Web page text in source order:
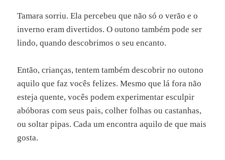
Tamara sorriu. Ela percebeu que não só o verão e o
inverno eram divertidos. O outono também pode ser
lindo, quando descobrimos o seu encanto.
Então, crianças, tentem também descobrir no outono
aquilo que faz vocês felizes. Mesmo que lá fora não
esteja quente, vocês podem experimentar esculpir
abóboras com seus pais, colher folhas ou castanhas,
ou soltar pipas. Cada um encontra aquilo de que mais
gosta.